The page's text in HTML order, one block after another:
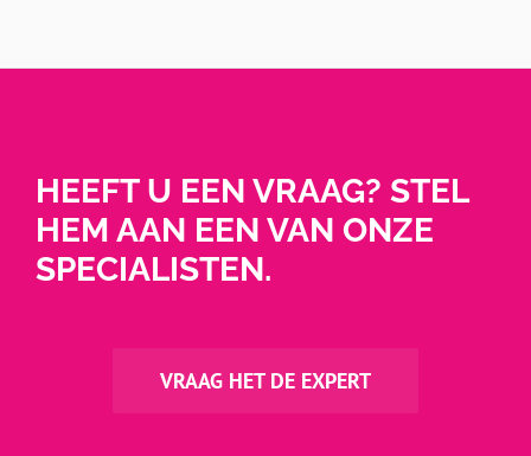
HEEFT U EEN VRAAG? STEL
HEM AAN EEN VAN ONZE
SPECIALISTEN.
VRAAG HET DE EXPERT